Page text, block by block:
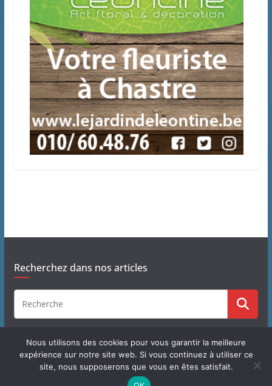
Recherchez dans nos articles
Copyright © 2026 J'habite à Chastre
Nous utilisons des cookies pour vous garantir la meilleure
expérience sur notre site web. Si vous continuez à utiliser ce
site, nous supposerons que vous en êtes satisfait.